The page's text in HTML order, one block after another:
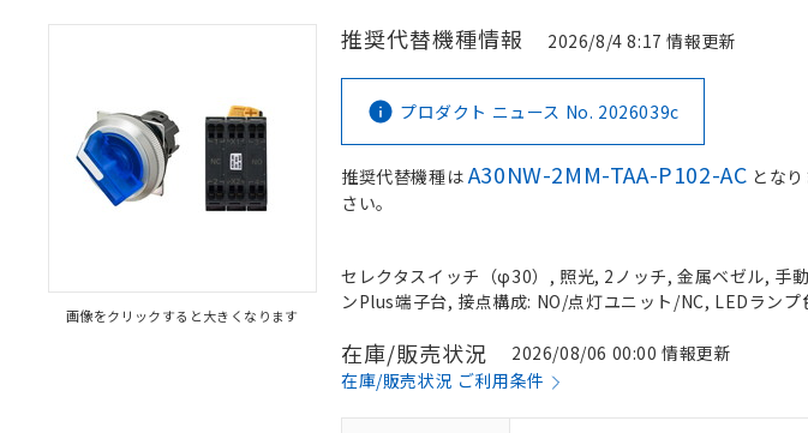
画像をクリックすると大きくなります
推奨代替機種情報 2026/8/4 8:17 情報更新
プロダクト ニュース No. 2026039c
推奨代替機種はA30NW-2MM-TAA-P102-AC とな
さい。
セレクタスイッチ（φ30）, 照光, 2ノッチ, 金属ベゼル, 手
ンPlus端子台, 接点構成: NO/点灯ユニット/NC, LEDラン
在庫/販売状況
2026/08/06 00:00 情報更新
在庫/販売状況 ご利用条件